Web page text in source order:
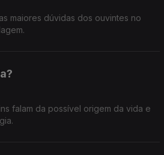
maiores dúvidas dos ouvintes no
falam da possível origem da vida e